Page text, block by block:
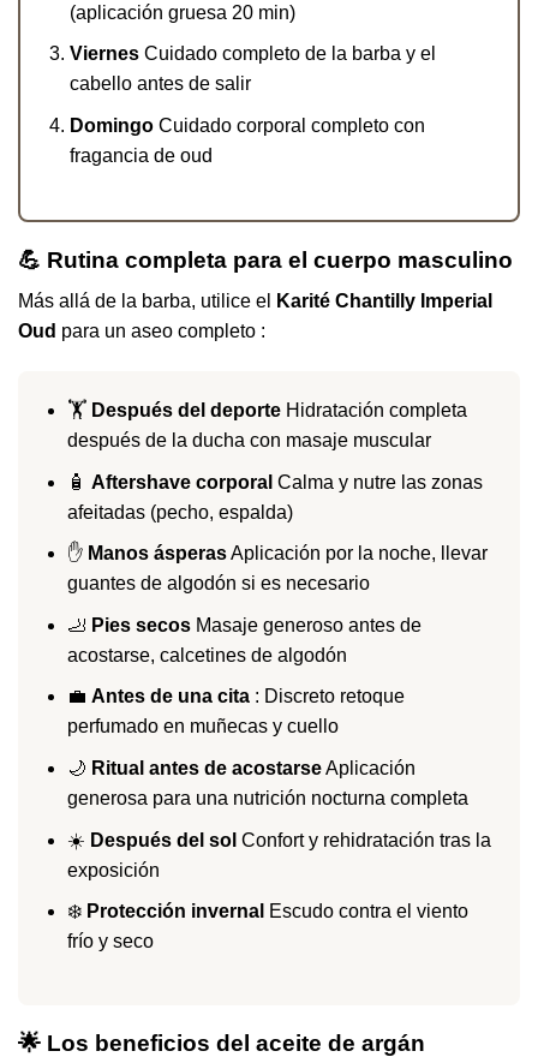
(aplicación gruesa 20 min)
ViernesCuidado completo de la barba y el
cabello antes de salir
DomingoCuidado corporal completo con
fragancia de oud
💪 Rutina completa para el cuerpo masculino
Más allá de la barba, utilice el
Karité Chantilly Imperial
Oud para un aseo completo :
🏋️ Después del deporteHidratación completa
después de la ducha con masaje muscular
🧴 Aftershave corporal Calma y nutre las zonas
afeitadas (pecho, espalda)
✋ Manos ásperasAplicación por la noche, llevar
guantes de algodón si es necesario
🦶 Pies secosMasaje generoso antes de
acostarse, calcetines de algodón
💼 Antes de una cita: Discreto retoque
perfumado en muñecas y cuello
🌙 Ritual antes de acostarseAplicación
generosa para una nutrición nocturna completa
☀️ Después del sol Confort y rehidratación tras la
exposición
❄️ Protección invernal Escudo contra el viento
frío y seco
🌟 Los beneficios del aceite de argán